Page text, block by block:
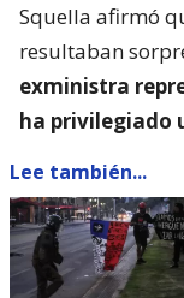
Squella afirmó
resultaban
exministra
ha privilegiado
Lee también...